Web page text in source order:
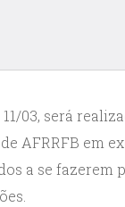
03, será
AFRRFB em
a se fazerem